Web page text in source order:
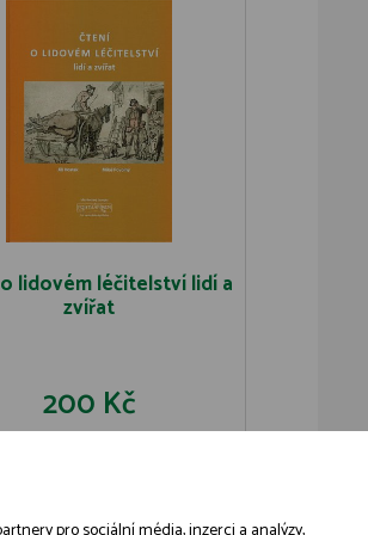
lidovém léčitelství lidí a
zvířat
200 Kč